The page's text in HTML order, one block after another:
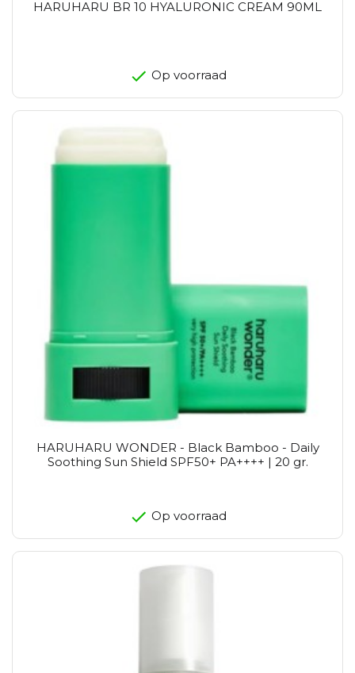
HARUHARU BR 10 HYALURONIC CREAM 90ML
Op voorraad
HARUHARU WONDER - Black Bamboo - Daily
Soothing Sun Shield SPF50+ PA++++ | 20 gr.
Op voorraad